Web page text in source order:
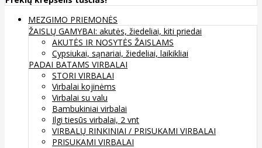
MEZGIMO PRIEMONĖS
ŽAISLŲ GAMYBAI: akutės, žiedeliai, kiti priedai
AKUTĖS IR NOSYTĖS ŽAISLAMS
Cypsiukai, sąnariai, žiedeliai, laikikliai
PADAI BATAMS VIRBALAI
STORI VIRBALAI
Virbalai kojinėms
Virbalai su valu
Bambukiniai virbalai
Ilgi tiesūs virbalai, 2 vnt
VIRBALŲ RINKINIAI / PRISUKAMI VIRBALAI
PRISUKAMI VIRBALAI